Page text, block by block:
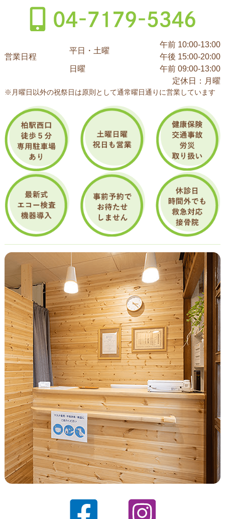
営業日程
平日・土曜
午前 10:00-13:00
午後 15:00-20:00
日曜
午前 09:00-13:00
定休日：月曜
※月曜日以外の祝祭日は原則として通常曜日通りに営業しています